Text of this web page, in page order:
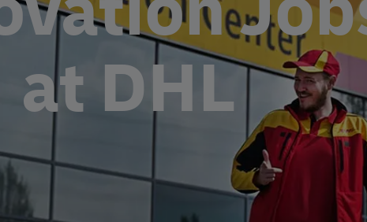
at DHL